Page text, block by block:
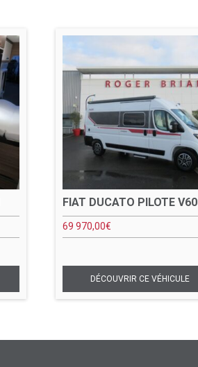
FIAT DUCATO PILOTE
69 970,00€